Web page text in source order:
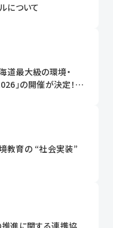
について
道最大級の環境・
」の開催が決定！出
教育の “社会実装”
推進に関する連携協